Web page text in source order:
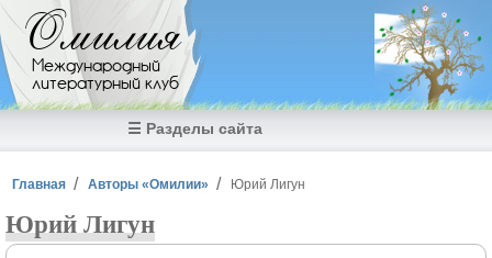
Перейти к основному содержанию
Омилия
Международный
литературный клуб
☰ Разделы сайта
Вы здесь
Главная Авторы «Омилии» Юрий Лигун
Юрий Лигун